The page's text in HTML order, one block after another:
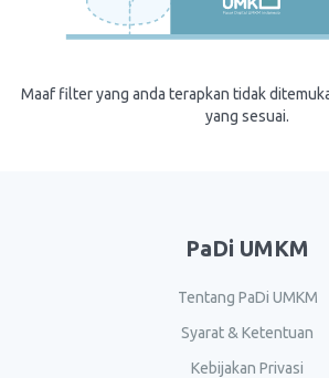
Maaf filter yang anda terapkan tidak
yang sesuai.
PaDi UMKM
Tentang PaDi UMKM
Syarat & Ketentuan
Kebijakan Privasi